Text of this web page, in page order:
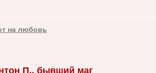
на любовь
П., бывший маг